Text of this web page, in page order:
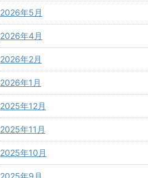
2026年5月
2026年4月
2026年2月
2026年1月
2025年12月
2025年11月
2025年10月
2025年9月